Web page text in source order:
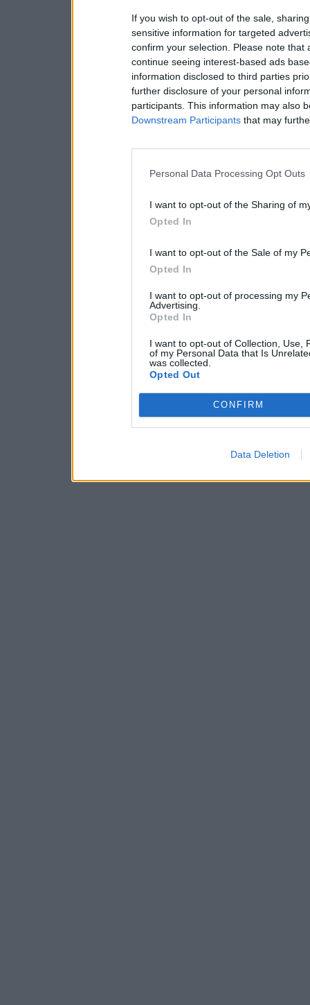
If you wish to opt-out of the sale,
sensitive information for targeted
confirm your selection. Please note
continue seeing interest-based ads
information disclosed to third parties
further disclosure of your personal
participants. This information may also
Downstream Participants that may
Personal Data Processing Opt Outs
I want to opt-out of the Sharing of
Opted In
I want to opt-out of the Sale of my
Opted In
I want to opt-out of processing my
Advertising.
Opted In
I want to opt-out of Collection, Use,
of my Personal Data that Is
was collected.
Opted Out
CONFIRM
Data Deletion